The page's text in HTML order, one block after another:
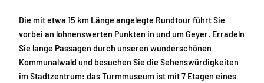
Die mit etwa 15 km Länge angelegte Rundtour führt Sie
vorbei an lohnenswerten Punkten in und um Geyer. Erradeln
Sie lange Passagen durch unseren wunderschönen
Kommunalwald und besuchen Sie die Sehenswürdigkeiten
im Stadtzentrum: das Turmmuseum ist mit 7 Etagen eines